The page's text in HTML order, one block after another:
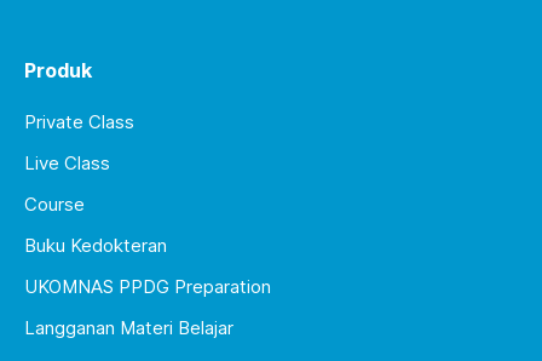
Produk
Private Class
Live Class
Course
Buku Kedokteran
UKOMNAS PPDG Preparation
Langganan Materi Belajar